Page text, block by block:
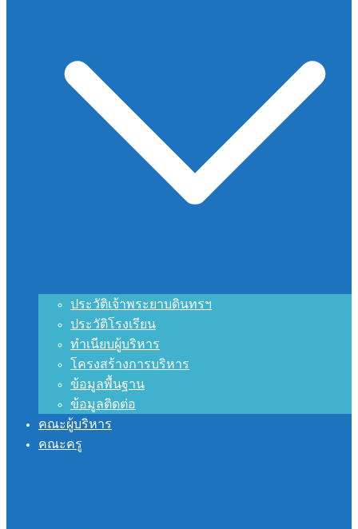
ประวัติเจ้าพระยาบดินทรฯ
ประวัติโรงเรียน
ทำเนียบผู้บริหาร
โครงสร้างการบริหาร
ข้อมูลพื้นฐาน
ข้อมูลติดต่อ
คณะผู้บริหาร
คณะครู